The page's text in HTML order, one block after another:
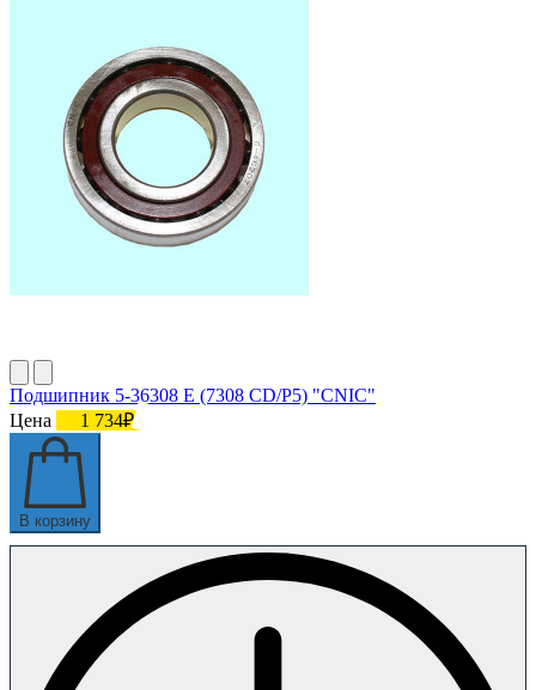
Подшипник 5-36308 Е (7308 CD/P5) "CNIC"
Цена
1 734₽
В корзину